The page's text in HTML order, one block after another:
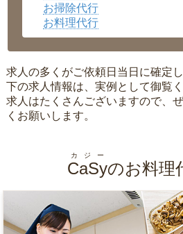
お掃除代行
お料理代行
求人の多くがご依頼日当日に確定
下の求人情報は、実例として御覧く
求人はたくさんございますので、
くお願いします。
CaSy
カジー
のお料理